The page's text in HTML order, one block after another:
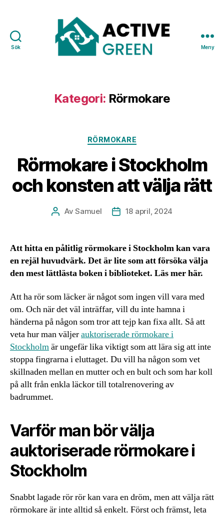
Sök Meny
Kategori: Rörmokare
Kategorier
RÖRMOKARE
Rörmokare i Stockholm
och konsten att välja rätt
Inläggsförfattare
AvSamuel Inläggsdatum
18 april, 2024
Att hitta en pålitlig rörmokare i Stockholm kan vara
en rejäl huvudvärk. Det är lite som att försöka välja
den mest lättlästa boken i biblioteket. Läs mer här.
Att ha rör som läcker är något som ingen vill vara med
om. Och när det väl inträffar, vill du inte hamna i
händerna på någon som tror att tejp kan fixa allt. Så att
veta hur man väljerauktoriserade rörmokare i
Stockholmär ungefär lika viktigt som att lära sig att inte
stoppa fingrarna i eluttaget. Du vill ha någon som vet
skillnaden mellan en mutter och en bult och som har koll
på allt från enkla läckor till totalrenovering av
badrummet.
Varför man bör välja
auktoriserade rörmokare i
Stockholm
Snabbt lagade rör rör kan vara en dröm, men att välja rätt
rörmokare är inte alltid så enkelt. Först och främst, leta